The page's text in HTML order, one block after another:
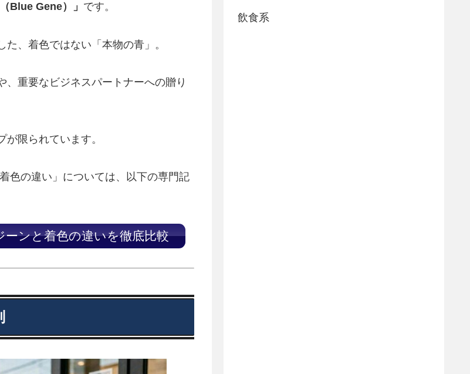
（Blue Gene）」 です。
、着色ではない「本物の青」。
、重要なビジネスパートナーへの贈り
限られています。
色の違い」については、以下の専門記
ンと着色の違いを徹底比較
飲食系